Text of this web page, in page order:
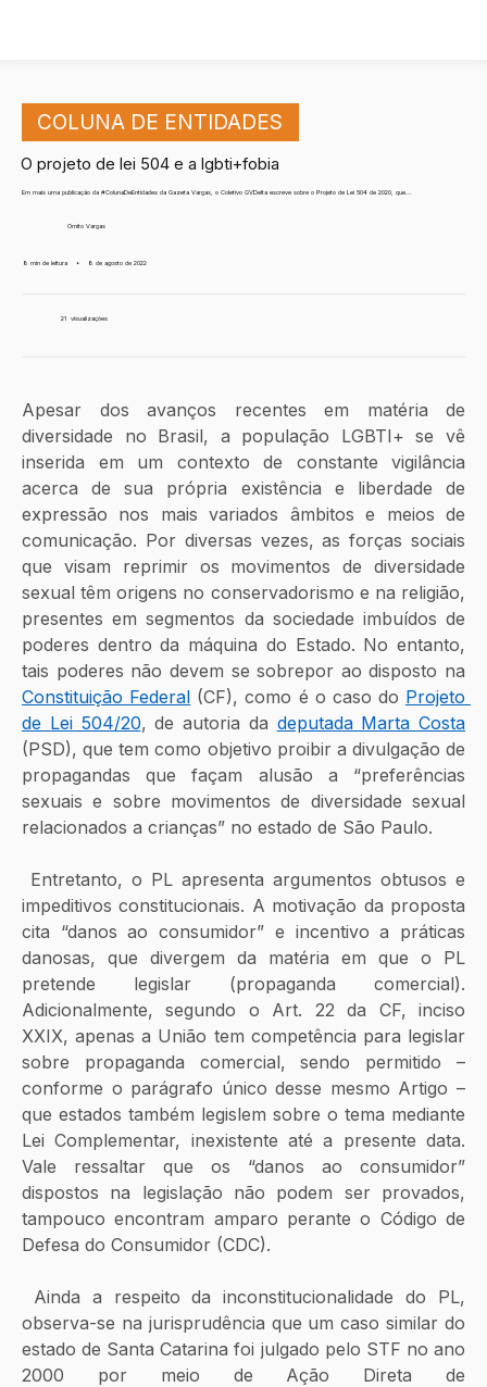
COLUNA DE ENTIDADES
O projeto de lei 504 e a lgbti+fobia
Em mais uma publicação da #ColunaDeEntidades da Gazeta Vargas, o Coletivo GVDelta escreve sobre o Projeto de Lei 504 de 2020, que...
Ornito Vargas
8 min de leitura • 8 de agosto de 2022
21 visualizações
Apesar dos avanços recentes em matéria de
diversidade no Brasil, a população LGBTI+ se vê
inserida em um contexto de constante vigilância
acerca de sua própria existência e liberdade de
expressão nos mais variados âmbitos e meios de
comunicação. Por diversas vezes, as forças sociais
que visam reprimir os movimentos de diversidade
sexual têm origens no conservadorismo e na religião,
presentes em segmentos da sociedade imbuídos de
poderes dentro da máquina do Estado. No entanto,
Constituição Federal (CF), como é o caso do Projeto
de Lei 504/20, de autoria da deputada Marta Costa
(PSD), que tem como objetivo proibir a divulgação de
propagandas que façam alusão a “preferências
sexuais e sobre movimentos de diversidade sexual
relacionados a crianças” no estado de São Paulo.
impeditivos constitucionais. A motivação da proposta
cita “danos ao consumidor” e incentivo a práticas
danosas, que divergem da matéria em que o PL
pretende legislar (propaganda comercial).
Adicionalmente, segundo o Art. 22 da CF, inciso
XXIX, apenas a União tem competência para legislar
sobre propaganda comercial, sendo permitido –
conforme o parágrafo único desse mesmo Artigo –
que estados também legislem sobre o tema mediante
Lei Complementar, inexistente até a presente data.
Vale ressaltar que os “danos ao consumidor”
dispostos na legislação não podem ser provados,
tampouco encontram amparo perante o Código de
Defesa do Consumidor (CDC).
observa-se na jurisprudência que um caso similar do
estado de Santa Catarina foi julgado pelo STF no ano
2000 por meio de Ação Direta de